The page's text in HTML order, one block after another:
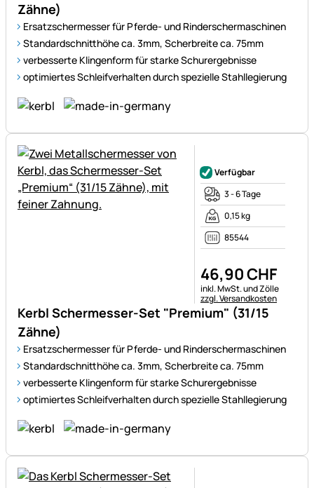
Zähne)
Ersatzschermesser für Pferde- und Rinderschermaschinen
Standardschnitthöhe ca. 3mm, Scherbreite ca. 75mm
verbesserte Klingenform für starke Schurergebnisse
optimiertes Schleifverhalten durch spezielle Stahllegierung
Kerbl Schermesser-Set "Premium" (31/15
Zähne)
Ersatzschermesser für Pferde- und Rinderschermaschinen
Standardschnitthöhe ca. 3mm, Scherbreite ca. 75mm
verbesserte Klingenform für starke Schurergebnisse
optimiertes Schleifverhalten durch spezielle Stahllegierung
Verfügbar
3 - 6 Tage
0,15 kg
85544
46,90CHF
Steuerhinweis:
inkl. MwSt. und Zölle
zzgl. Versandkosten